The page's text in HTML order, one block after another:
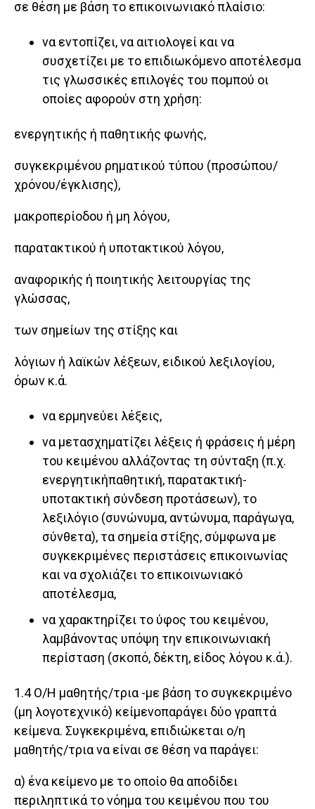
σε θέση με βάση το επικοινωνιακό πλαίσιο:
να εντοπίζει, να αιτιολογεί και να
συσχετίζει με το επιδιωκόμενο αποτέλεσμα
τις γλωσσικές επιλογές του πομπού οι
οποίες αφορούν στη χρήση:
ενεργητικής ή παθητικής φωνής,
συγκεκριμένου ρηματικού τύπου (προσώπου/
χρόνου/έγκλισης),
μακροπερίοδου ή μη λόγου,
παρατακτικού ή υποτακτικού λόγου,
αναφορικής ή ποιητικής λειτουργίας της
γλώσσας,
των σημείων της στίξης και
λόγιων ή λαϊκών λέξεων, ειδικού λεξιλογίου,
όρων κ.ά.
να ερμηνεύει λέξεις,
να μετασχηματίζει λέξεις ή φράσεις ή μέρη
του κειμένου αλλάζοντας τη σύνταξη (π.χ.
ενεργητικήπαθητική, παρατακτική-
υποτακτική σύνδεση προτάσεων), το
λεξιλόγιο (συνώνυμα, αντώνυμα, παράγωγα,
σύνθετα), τα σημεία στίξης, σύμφωνα με
συγκεκριμένες περιστάσεις επικοινωνίας
και να σχολιάζει το επικοινωνιακό
αποτέλεσμα,
να χαρακτηρίζει το ύφος του κειμένου,
λαμβάνοντας υπόψη την επικοινωνιακή
περίσταση (σκοπό, δέκτη, είδος λόγου κ.ά.).
1.4 Ο/Η μαθητής/τρια -με βάση το συγκεκριμένο
(μη λογοτεχνικό) κείμενοπαράγει δύο γραπτά
κείμενα. Συγκεκριμένα, επιδιώκεται ο/η
μαθητής/τρια να είναι σε θέση να παράγει:
α) ένα κείμενο με το οποίο θα αποδίδει
περιληπτικά το νόημα του κειμένου που του